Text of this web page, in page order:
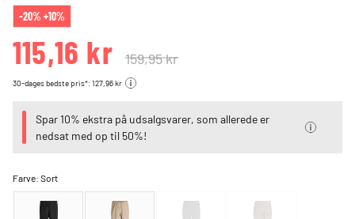
-20% +10%
115,16 kr 159,95 kr
30-dages bedste pris*: 127,96 kr
Spar 10% ekstra på udsalgsvarer, som allerede er
nedsat med op til 50%!
Farve:Sort